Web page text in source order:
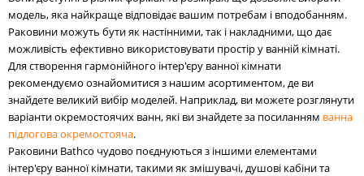
модель, яка найкраще відповідає вашим потребам і вподобанням.
Раковини можуть бути як настінними, так і накладними, що дає
можливість ефективно використовувати простір у ванній кімнаті.
Для створення гармонійного інтер'єру ванної кімнати
рекомендуємо ознайомитися з нашим асортиментом, де ви
знайдете великий вибір моделей. Наприклад, ви можете розглянути
варіанти окремостоячих ванн, які ви знайдете за посиланням ванна
підлогова окремостояча.
Раковини Bathco чудово поєднуються з іншими елементами
інтер'єру ванної кімнати, такими як змішувачі, душові кабіни та